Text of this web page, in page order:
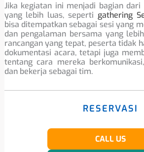
Jika kegiatan ini menjadi bagian dari
yang lebih luas, seperti gathering
bisa ditempatkan sebagai sesi yang
dan pengalaman bersama yang
rancangan yang tepat, peserta tidak
dokumentasi acara, tetapi juga
tentang cara mereka
dan bekerja sebagai tim.
RESERVASI
CALL US